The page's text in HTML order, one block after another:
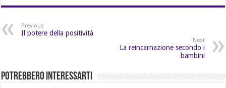
Previous
Il potere della positività
Next
La reincarnazione secondo i
bambini
Potrebbero Interessarti